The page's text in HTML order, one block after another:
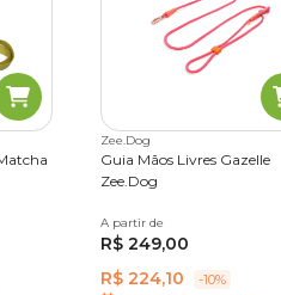
Zee.Dog
Guia Mãos Livres Gazelle
Zee.Dog
Único
A partir de
R$ 249,00
R$ 224,10
-10%